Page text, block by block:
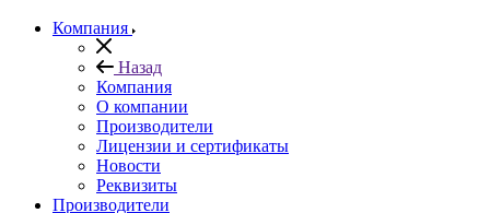
Компания
Назад
Компания
О компании
Производители
Лицензии и сертификаты
Новости
Реквизиты
Производители